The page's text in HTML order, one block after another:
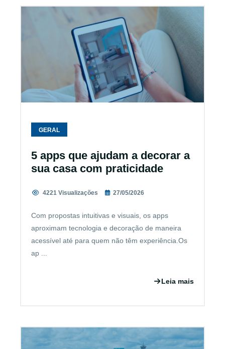
GERAL
5 apps que ajudam a decorar a
sua casa com praticidade
4221 Visualizações 27/05/2026
Com propostas intuitivas e visuais, os apps
aproximam tecnologia e decoração de maneira
acessível até para quem não têm experiência.Os
ap ...
Leia mais